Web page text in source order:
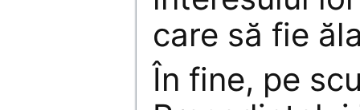
care să fie
În fine, pe